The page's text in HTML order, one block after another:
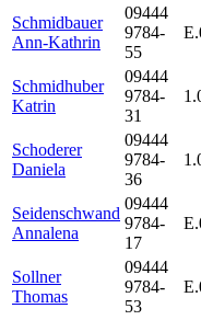
Schmidbauer
Ann-Kathrin
09444
9784-
55
Schmidhuber
Katrin
09444
9784-
31
Schoderer
Daniela
09444
9784-
36
Seidenschwand
Annalena
09444
9784-
17
Sollner
Thomas
09444
9784-
53